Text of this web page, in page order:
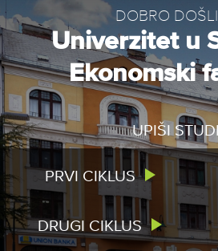
DOBRO
Univerzitet u
Ekonomski
UPIŠI
PRVI CIKLUS
DRUGI CIKLUS